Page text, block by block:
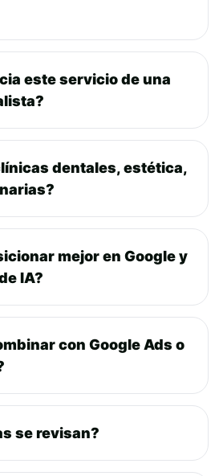
este servicio de una
dentales, estética,
mejor en Google y
IA?
con Google Ads o
se revisan?